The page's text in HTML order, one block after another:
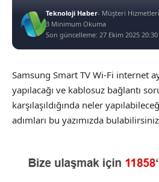
Son güncelleme: 27 Ekim 2025 20:30
Teknoloji Haber- Müşteri Hizmetleri
3 Minimum Okuma
Samsung Smart TV Wi-Fi internet
yapılacağı ve kablosuz bağlantı
karşılaşıldığında neler
adımları bu yazımızda